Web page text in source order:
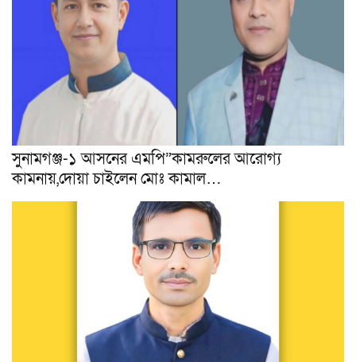
সুনামগঞ্জ-১ আসনের এমপি”কামরুলের আরোগ্য
কামনায়,দোয়া চাইলেন মোঃ কামাল…